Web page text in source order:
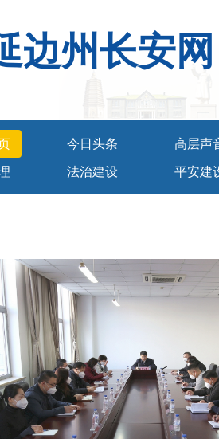
边州长安网
今日头条 高层声
法治建设 平安建